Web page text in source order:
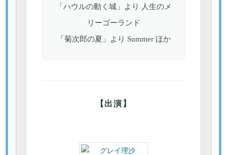
「ハウルの動く城」より 人生のメ
リーゴーランド
「菊次郎の夏」より Summer ほか
【出演】